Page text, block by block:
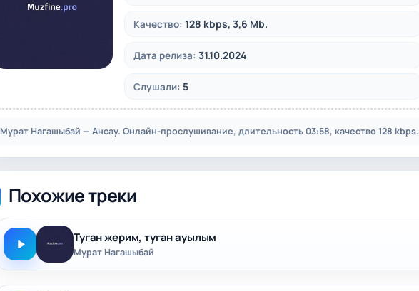
Качество: 128 kbps, 3,6 Mb.
Дата релиза: 31.10.2024
Слушали: 5
Мурат Нагашыбай — Ансау. Онлайн-прослушивание, длительность 03:58, качество 128 kbps.
Похожие треки
Туган жерим, туган ауылым
Мурат Нагашыбай